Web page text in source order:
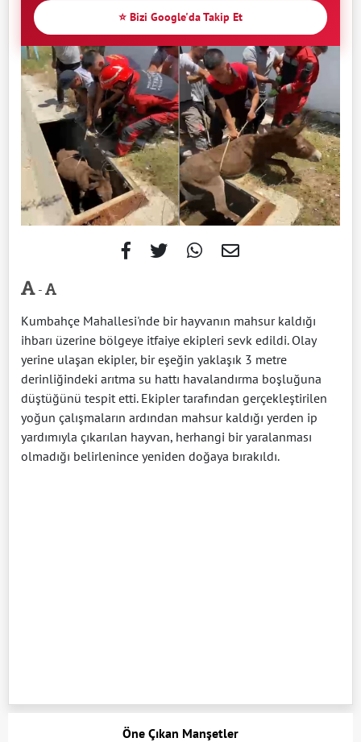
⭐ Bizi Google'da Takip Et
-
Kumbahçe Mahallesi'nde bir hayvanın mahsur kaldığı
ihbarı üzerine bölgeye itfaiye ekipleri sevk edildi. Olay
yerine ulaşan ekipler, bir eşeğin yaklaşık 3 metre
derinliğindeki arıtma su hattı havalandırma boşluğuna
düştüğünü tespit etti. Ekipler tarafından gerçekleştirilen
yoğun çalışmaların ardından mahsur kaldığı yerden ip
yardımıyla çıkarılan hayvan, herhangi bir yaralanması
olmadığı belirlenince yeniden doğaya bırakıldı.
Öne Çıkan Manşetler